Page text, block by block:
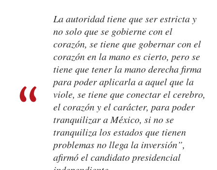
La autoridad tiene que ser estricta y
no solo que se gobierne con el
corazón, se tiene que gobernar con el
corazón en la mano es cierto, pero se
tiene que tener la mano derecha firma
para poder aplicarla a aquel que la
viole, se tiene que conectar el cerebro,
el corazón y el carácter, para poder
tranquilizar a México, si no se
tranquiliza los estados que tienen
problemas no llega la inversión”,
afirmó el candidato presidencial